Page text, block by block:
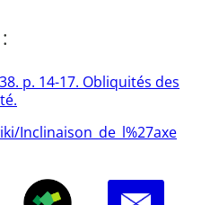
p. 14-17. Obliquités des
Inclinaison_de_l%27axe